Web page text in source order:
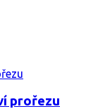
prořezu